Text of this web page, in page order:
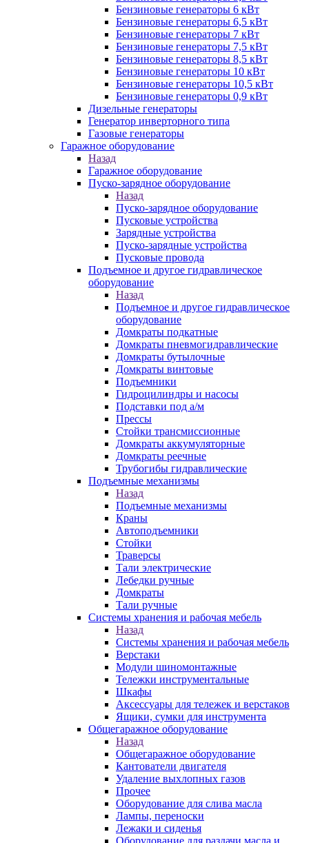
Бензиновые генераторы 6 кВт
Бензиновые генераторы 6,5 кВт
Бензиновые генераторы 7 кВт
Бензиновые генераторы 7,5 кВт
Бензиновые генераторы 8,5 кВт
Бензиновые генераторы 10 кВт
Бензиновые генераторы 10,5 кВт
Бензиновые генераторы 0,9 кВт
Дизельные генераторы
Генератор инверторного типа
Газовые генераторы
Гаражное оборудование
Назад
Гаражное оборудование
Пуско-зарядное оборудование
Назад
Пуско-зарядное оборудование
Пусковые устройства
Зарядные устройства
Пуско-зарядные устройства
Пусковые провода
Подъемное и другое гидравлическое
оборудование
Назад
Подъемное и другое гидравлическое
оборудование
Домкраты подкатные
Домкраты пневмогидравлические
Домкраты бутылочные
Домкраты винтовые
Подъемники
Гидроцилиндры и насосы
Подставки под а/м
Прессы
Стойки трансмиссионные
Домкраты аккумуляторные
Домкраты реечные
Трубогибы гидравлические
Подъемные механизмы
Назад
Подъемные механизмы
Краны
Автоподъемники
Стойки
Траверсы
Тали электрические
Лебедки ручные
Домкраты
Тали ручные
Системы хранения и рабочая мебель
Назад
Системы хранения и рабочая мебель
Верстаки
Модули шиномонтажные
Тележки инструментальные
Шкафы
Аксессуары для тележек и верстаков
Ящики, сумки для инструмента
Общегаражное оборудование
Назад
Общегаражное оборудование
Кантователи двигателя
Удаление выхлопных газов
Прочее
Оборудование для слива масла
Лампы, переноски
Лежаки и сиденья
Оборудование для раздачи масла и